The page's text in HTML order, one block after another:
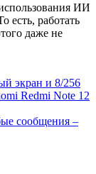
ИИ
есть, работать
даже не
экран и 8/256
Redmi Note 12
сообщения –